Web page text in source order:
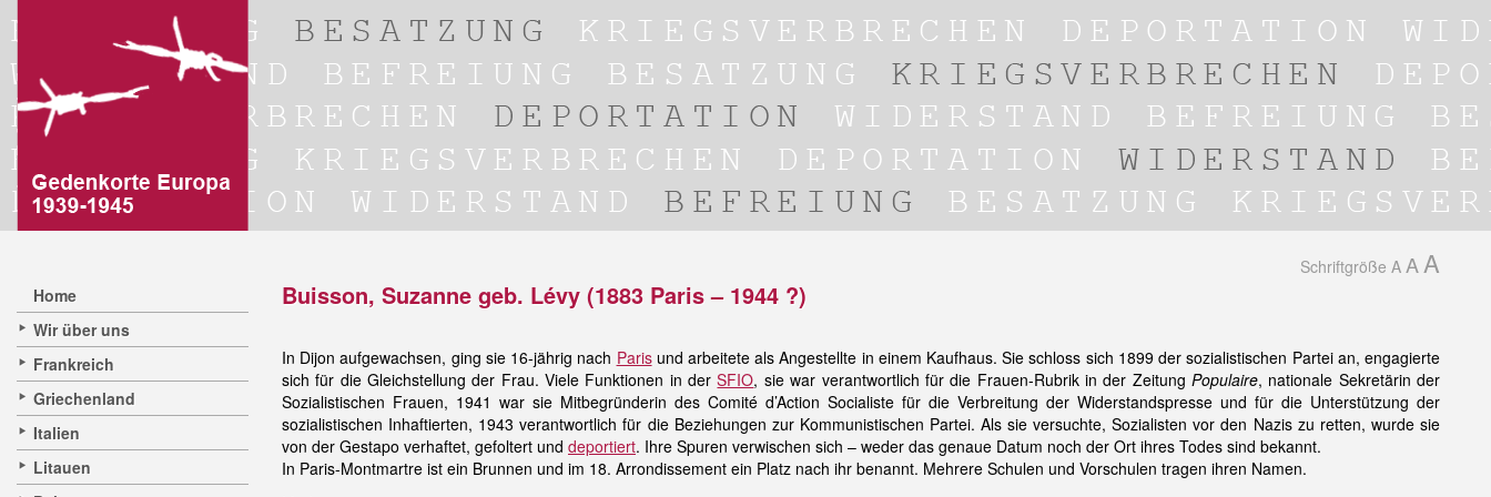
Home
Wir über uns
Frankreich
Griechenland
Italien
Litauen
Schriftgröße A A A
Buisson, Suzanne geb. Lévy (1883 Paris – 1944 ?)
In Dijon aufgewachsen, ging sie 16-jährig nach Parisund arbeitete als Angestellte in einem Kaufhaus. Sie schloss sich 1899 der sozialistischen Partei an, engagierte
sich für die Gleichstellung der Frau. Viele Funktionen in derSFIO, sie war verantwortlich für die Frauen-Rubrik in der Zeitung Populaire, nationale Sekretärin der
Sozialistischen Frauen, 1941 war sie Mitbegründerin des Comité d’Action Socialiste für die Verbreitung der Widerstandspresse und für die Unterstützung der
sozialistischen Inhaftierten, 1943 verantwortlich für die Beziehungen zur Kommunistischen Partei. Als sie versuchte, Sozialisten vor den Nazis zu retten, wurde sie
von der Gestapo verhaftet, gefoltert und deportiert. Ihre Spuren verwischen sich – weder das genaue Datum noch der Ort ihres Todes sind bekannt.
In Paris-Montmartre ist ein Brunnen und im 18. Arrondissement ein Platz nach ihr benannt. Mehrere Schulen und Vorschulen tragen ihren Namen.